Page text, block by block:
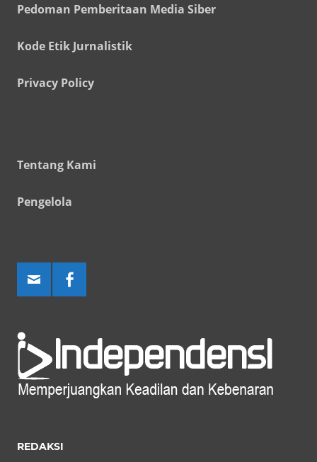
Pedoman Pemberitaan Media Siber
Kode Etik Jurnalistik
Privacy Policy
Tentang Kami
Pengelola
REDAKSI